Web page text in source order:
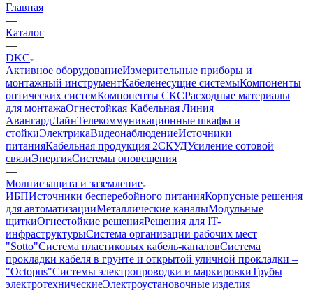
Главная
—
Каталог
—
DKC
Активное оборудованиеИзмерительные приборы и
монтажный инструментКабеленесущие системыКомпоненты
оптических системКомпоненты СКСРасходные материалы
для монтажаОгнестойкая Кабельная Линия
АвангардЛайнТелекоммуникационные шкафы и
стойкиЭлектрикаВидеонаблюдениеИсточники
питанияКабельная продукция 2СКУДУсиление сотовой
связиЭнергияСистемы оповещения
—
Молниезащита и заземление
ИБПИсточники бесперебойного питанияКорпусные решения
для автоматизацииМеталлические каналыМодульные
щиткиОгнестойкие решенияРешения для IT-
инфраструктурыСистема организации рабочих мест
"Sotto"Система пластиковых кабель-каналовСистема
прокладки кабеля в грунте и открытой уличной прокладки –
"Octopus"Системы электропроводки и маркировкиТрубы
электротехническиеЭлектроустановочные изделия